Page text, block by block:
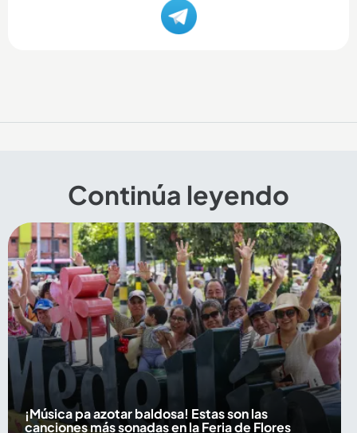
Continúa leyendo
¡Música pa azotar baldosa! Estas son las
canciones más sonadas en la Feria de Flores